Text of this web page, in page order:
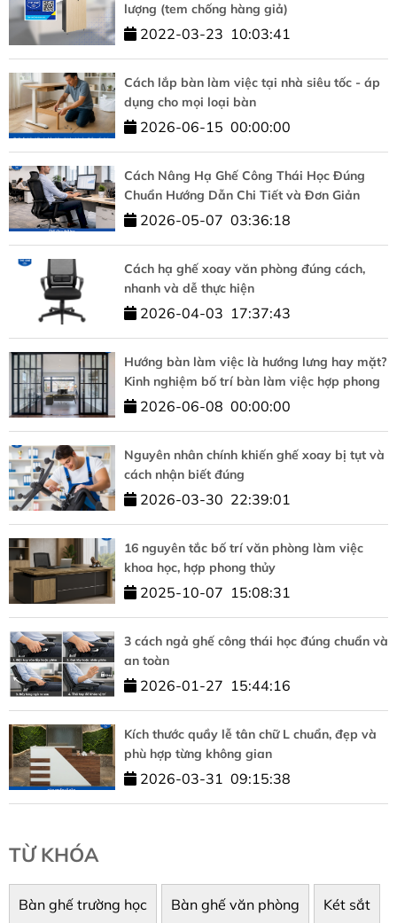
lượng (tem chống hàng giả)
2022-03-23 10:03:41
Cách lắp bàn làm việc tại nhà siêu tốc - áp
dụng cho mọi loại bàn
2026-06-15 00:00:00
Cách Nâng Hạ Ghế Công Thái Học Đúng
Chuẩn Hướng Dẫn Chi Tiết và Đơn Giản
2026-05-07 03:36:18
Cách hạ ghế xoay văn phòng đúng cách,
nhanh và dễ thực hiện
2026-04-03 17:37:43
Hướng bàn làm việc là hướng lưng hay mặt?
Kinh nghiệm bố trí bàn làm việc hợp phong
thủy2026-06-08 00:00:00
Nguyên nhân chính khiến ghế xoay bị tụt và
cách nhận biết đúng
2026-03-30 22:39:01
16 nguyên tắc bố trí văn phòng làm việc
khoa học, hợp phong thủy
2025-10-07 15:08:31
3 cách ngả ghế công thái học đúng chuẩn và
an toàn
2026-01-27 15:44:16
Kích thước quầy lễ tân chữ L chuẩn, đẹp và
phù hợp từng không gian
2026-03-31 09:15:38
TỪ KHÓA
Bàn ghế trường học Bàn ghế văn phòng Két sắt